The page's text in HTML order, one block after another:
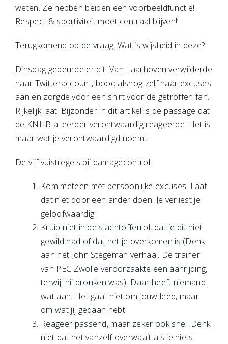
weten. Ze hebben beiden een voorbeeldfunctie!
Respect & sportiviteit moet centraal blijven!’
Terugkomend op de vraag. Wat is wijsheid in deze?
Dinsdag gebeurde er dit. Van Laarhoven verwijderde
haar Twitteraccount, bood alsnog zelf haar excuses
aan en zorgde voor een shirt voor de getroffen fan.
Rijkelijk laat. Bijzonder in dit artikel is de passage dat
de KNHB al eerder verontwaardig reageerde. Het is
maar wat je verontwaardigd noemt.
De vijf vuistregels bij damagecontrol:
Kom meteen met persoonlijke excuses. Laat
dat niet door een ander doen. Je verliest je
geloofwaardig.
Kruip niet in de slachtofferrol, dat je dit niet
gewild had of dat het je overkomen is (Denk
aan het John Stegeman verhaal. De trainer
van PEC Zwolle veroorzaakte een aanrijding,
terwijl hij dronken was). Daar heeft niemand
wat aan. Het gaat niet om jouw leed, maar
om wat jij gedaan hebt.
Reageer passend, maar zeker ook snel. Denk
niet dat het vanzelf overwaait als je niets